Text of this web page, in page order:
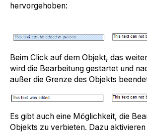
hervorgehoben:
Beim Click auf dem Objekt, das
wird die Bearbeitung gestartet und
außer die Grenze des Objekts
Es gibt auch eine Möglichkeit, die
Objekts zu verbieten. Dazu